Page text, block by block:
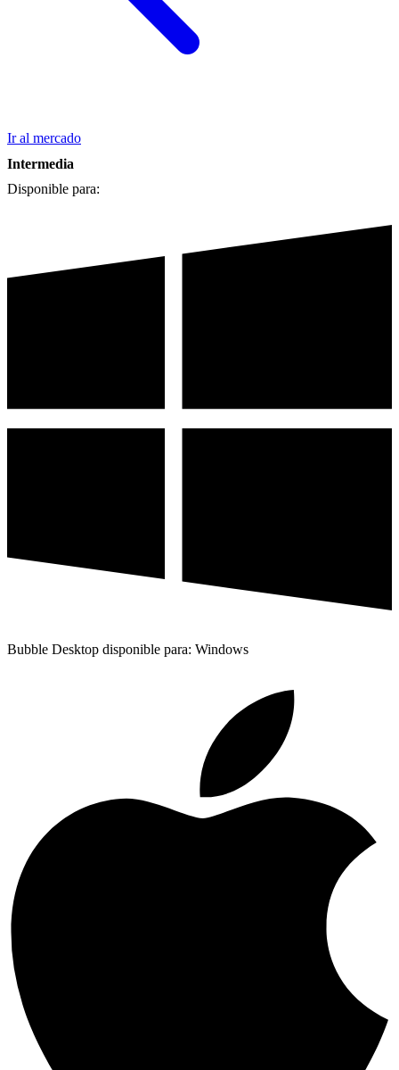
Ir al mercado
Intermedia
Disponible para:
Bubble Desktop disponible para: Windows